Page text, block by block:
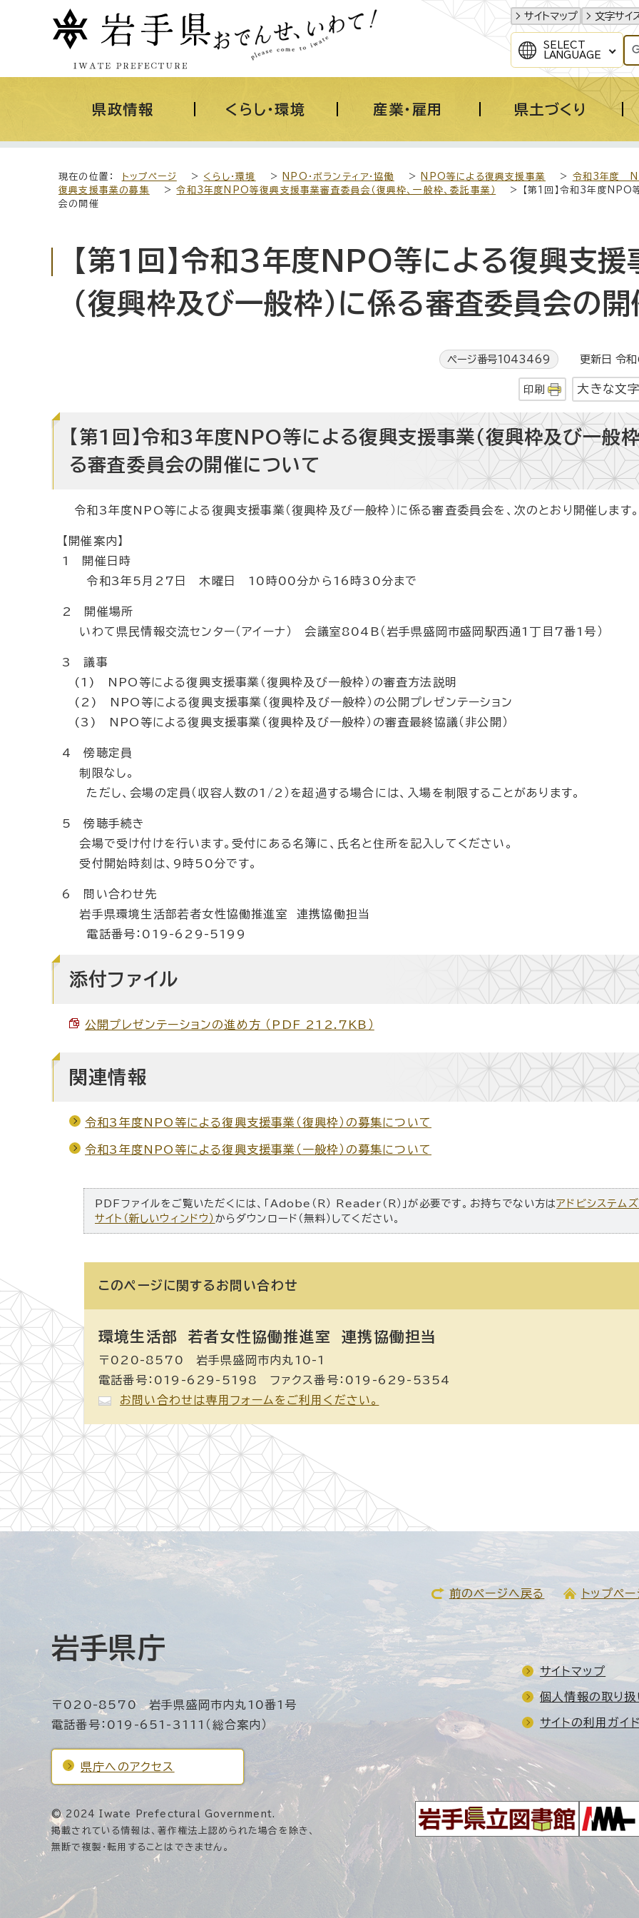
サイトマップ 文字サイ
SELECT
LANGUAGE
県政情報 くらし・環境 産業・雇用 県土づくり
現在の位置： トップページ > くらし・環境 > NPO・ボランティア・協働 > NPO等による復興支援事業 > 令和3年度
復興支援事業の募集
>令和3年度NPO等復興支援事業審査委員会（復興枠、一般枠、委託事業）
> 【第1回】令和3年度NPO
会の開催
【第1回】令和3年度NPO等による復興支援
（復興枠及び一般枠）に係る審査委員会の開
ページ番号1043469 更新日 令和
印刷 大きな文
【第1回】令和3年度NPO等による復興支援事業（復興枠及び一般枠
る審査委員会の開催について
令和3年度NPO等による復興支援事業（復興枠及び一般枠）に係る審査委員会を、次のとおり開催します
【開催案内】
1 開催日時
令和3年5月27日 木曜日 10時00分から16時30分まで
2 開催場所
いわて県民情報交流センター（アイーナ） 会議室804B（岩手県盛岡市盛岡駅西通1丁目7番1号）
3 議事
(1) NPO等による復興支援事業（復興枠及び一般枠）の審査方法説明
(2) NPO等による復興支援事業（復興枠及び一般枠）の公開プレゼンテーション
(3) NPO等による復興支援事業（復興枠及び一般枠）の審査最終協議（非公開）
4 傍聴定員
制限なし。
ただし、会場の定員（収容人数の1/2）を超過する場合には、入場を制限することがあります。
5 傍聴手続き
会場で受け付けを行います。受付にある名簿に、氏名と住所を記入してください。
受付開始時刻は、9時50分です。
6 問い合わせ先
岩手県環境生活部若者女性協働推進室 連携協働担当
電話番号：019-629-5199
添付ファイル
公開プレゼンテーションの進め方 （PDF 212.7KB）
関連情報
令和3年度NPO等による復興支援事業（復興枠）の募集について
令和3年度NPO等による復興支援事業（一般枠）の募集について
PDFファイルをご覧いただくには、「Adobe（R） Reader（R）」が必要です。お持ちでない方はアドビシステム
サイト（新しいウィンドウ） からダウンロード（無料）してください。
このページに関する お問い合わせ
環境生活部 若者女性協働推進室 連携協働担当
〒020-8570 岩手県盛岡市内丸10-1
電話番号：019-629-5198 ファクス番号：019-629-5354
お問い合わせは専用フォームをご利用ください。
前のページへ戻る トップペ
岩手県庁
〒020-8570 岩手県盛岡市内丸10番1号
電話番号：019-651-3111（総合案内）
県庁へのアクセス
サイトマップ
個人情報の取り扱
サイトの利用ガイ
© 2024 Iwate Prefectural Government.
掲載されている情報は、著作権法上認められた場合を除き、
無断で複製・転用することはできません。